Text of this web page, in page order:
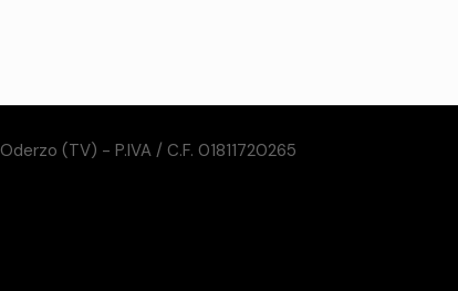
(TV) - P.IVA / C.F. 01811720265